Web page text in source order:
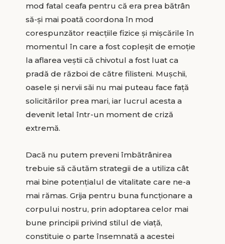
mod fatal ceafa pentru că era prea bătrân
să-și mai poată coordona în mod
corespunzător reacțiile fizice și mișcările în
momentul în care a fost copleșit de emoție
la aflarea veștii că chivotul a fost luat ca
pradă de război de către filisteni. Mușchii,
oasele și nervii săi nu mai puteau face față
solicitărilor prea mari, iar lucrul acesta a
devenit letal într-un moment de criză
extremă.
Dacă nu putem preveni îmbătrânirea
trebuie să căutăm strategii de a utiliza cât
mai bine potențialul de vitalitate care ne-a
mai rămas. Grija pentru buna funcționare a
corpului nostru, prin adoptarea celor mai
bune principii privind stilul de viață,
constituie o parte însemnată a acestei